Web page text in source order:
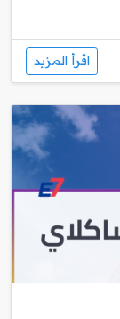
اقرأ المزيد